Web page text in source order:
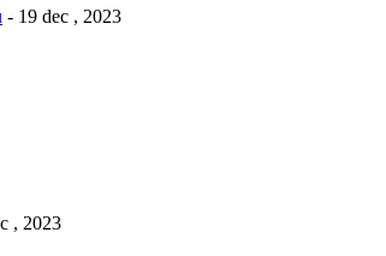
- 19 dec , 2023
, 2023